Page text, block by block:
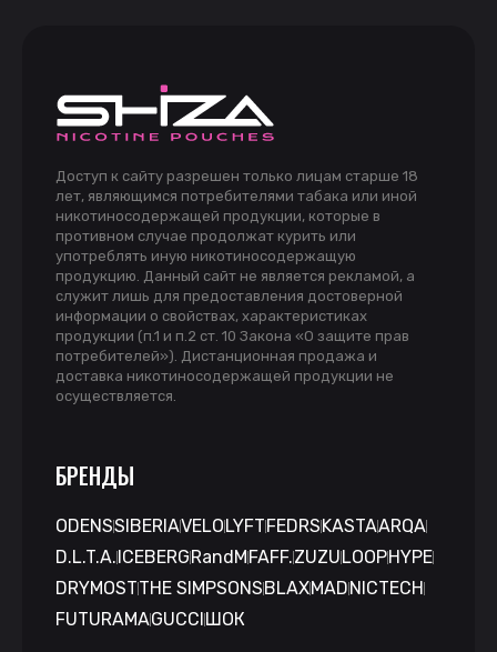
Доступ к сайту разрешен только лицам старше 18
лет, являющимся потребителями табака или иной
никотиносодержащей продукции, которые в
противном случае продолжат курить или
употреблять иную никотиносодержащую
продукцию. Данный сайт не является рекламой, а
служит лишь для предоставления достоверной
информации о свойствах, характеристиках
продукции (п.1 и п.2 ст. 10 Закона «О защите прав
потребителей»). Дистанционная продажа и
доставка никотиносодержащей продукции не
осуществляется.
БРЕНДЫ
ODENSSIBERIAVELOLYFTFEDRSKASTAARQA
D.L.T.A.ICEBERGRandMFAFF.ZUZULOOPHYPE
DRYMOSTTHE SIMPSONSBLAXMADNICTECH
FUTURAMAGUCCIШОК